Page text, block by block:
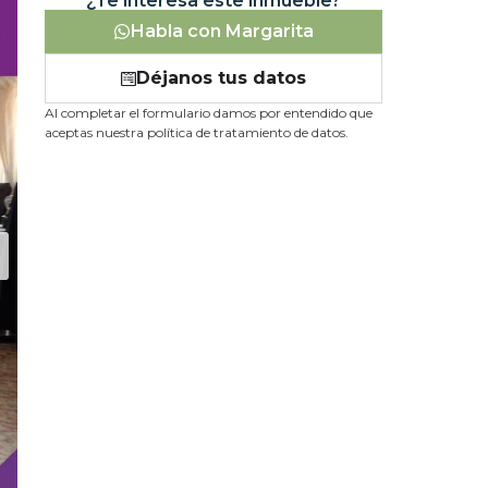
Habla con Margarita
Déjanos tus datos
Al completar el formulario damos por entendido que
aceptas nuestra política de tratamiento de datos.